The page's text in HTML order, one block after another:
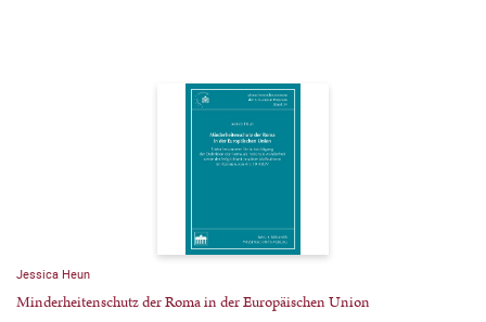
Jessica Heun
Minderheitenschutz der Roma in der Europäischen Union